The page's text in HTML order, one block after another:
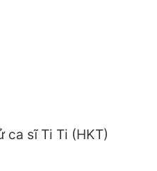
ca sĩ Ti Ti (HKT)